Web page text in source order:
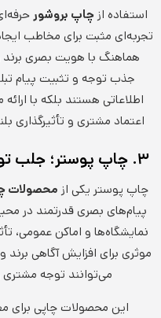
استفاده ازچاپ بروشور
تجربه‌ای مثبت برای مخاطب
هماهنگ با هویت بصری
جذب توجه و تثبیت پیام
اطلاعاتی هستند بلکه با
اعتماد مشتری و تأثیرگذاری
۳. چاپ پوستر؛ جلب توجه مشتری در کسری از ثانیه
چاپ پوستر یکی از محصولات
پیام‌های بصری قدرتمند در
نمایشگاه‌ها و اماکن عمومی،
موثری برای افزایش آگاهی
می‌توانند توجه مشتری
این محصولات چاپی برای